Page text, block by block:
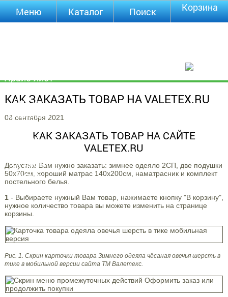
КАК ЗАКАЗАТЬ ТОВАР НА VALETEX.RU
08 сентября 2021
КАК ЗАКАЗАТЬ ТОВАР НА САЙТЕ
VALETEX.RU
Допустим Вам нужно заказать: зимнее одеяло 2СП, две подушки
50х70см, хороший матрас 140х200см, наматрасник и комплект
постельного белья.
1- Выбираете нужный Вам товар, нажимаете кнопку "В корзину",
нужное количество товара вы можете изменить на странице
корзины.
Рис. 1. Скрин карточки товара Зимнего одеяла чёсаная овечья шерсть в
тике в мобильной версии сайта ТМ Валетекс.
Меню
Прайс-лист
Оплата
Доставка
инфа
Отзывы
Видео
Каталог Поиск Корзина